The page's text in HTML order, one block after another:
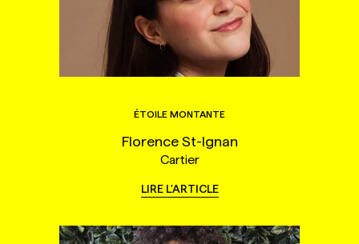
ÉTOILE MONTANTE
Florence St-Ignan
Cartier
LIRE L'ARTICLE